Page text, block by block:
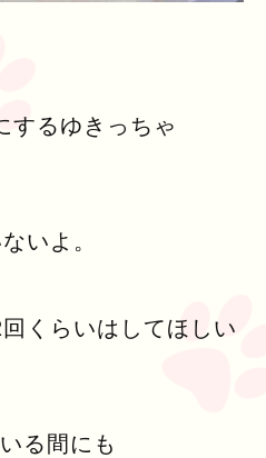
するゆきっちゃ
いよ。
くらいはしてほしい
る間にも